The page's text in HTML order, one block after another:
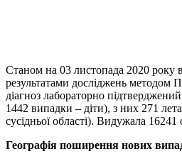
Станом на 03 листопада 2020 року в
результатами досліджень методом
діагноз лабораторно
1442 випадки – діти), з них 271
сусідньої області). Видужала 16241
Географія поширення нових